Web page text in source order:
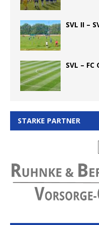
SVL II –
SVL –
STARKE PARTNER